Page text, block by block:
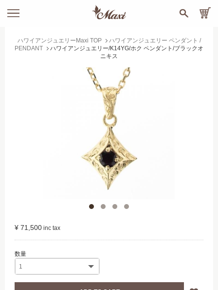
ハワイアンジュエリーMaxi TOP
ハワイアンジュエリー ペンダント /
PENDANT
ハワイアンジュエリー/K14YG/ホク ペンダント/ブラックオ
ニキス
¥ 71,500